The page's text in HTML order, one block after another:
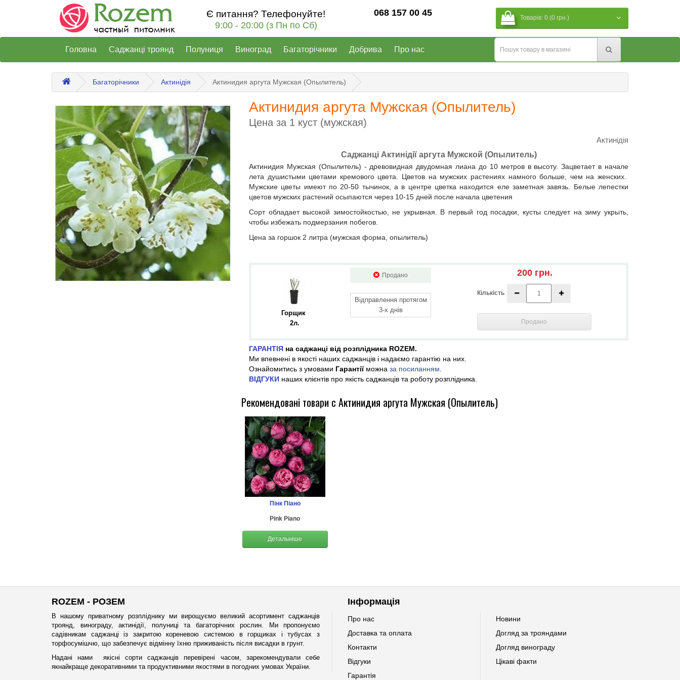
Є питання? Телефонуйте!
9:00 - 20:00 (з Пн по Сб)
068 157 00 45 Товарів: 0 (0 грн.)
Головна Саджанці троянд Полуниця Виноград Багаторічники Добрива Про нас
Багаторічники Актинідія Актинидия аргута Мужская (Опылитель)
Актинидия аргута Мужская (Опылитель)
Цена за 1 куст (мужская)
Актинідія
Саджанці Актинідії аргута Мужской (Опылитель)
Актинидия Мужская (Опылитель) - древовидная двудомная лиана до 10 метров в высоту. Зацветает в начале
лета душистыми цветами кремового цвета. Цветов на мужских растениях намного больше, чем на женских.
Мужские цветы имеют по 20-50 тычинок, а в центре цветка находится еле заметная завязь. Белые лепестки
цветов мужских растений осыпаются через 10-15 дней после начала цветения
Сорт обладает высокой зимостойкостью, не укрывная. В первый год посадки, кусты следует на зиму укрыть,
чтобы избежать подмерзания побегов.
Цена за горшок 2 литра (мужская форма, опылитель)
Горщик
2л.
Продано
Відправлення протягом
3-х днів
200 грн.
Кількість
Продано
ГАРАНТІЯ на саджанці від розплідника ROZEM.
Ми впевнені в якості наших саджанців і надаємо гарантію на них.
Ознайомитись з умовами Гарантії можна за посиланням
ВІДГУКИ наших клієнтів про якість саджанців та роботу розплідника.
Рекомендовані товари с Актинидия аргута Мужская (Опылитель)
Пінк Піано
Pink Piano
Детальніше
ROZEM - РОЗЕМ
В нашому приватному розпліднику ми вирощуємо великий асортимент саджанців
троянд, винограду, актинідії, полуниці та багаторічних рослин. Ми пропонуємо
садівникам саджанці із закритою кореневою системою в горщиках і тубусах з
торфосумішчю, що забезпечує відмінну їхню приживаність після висадки в грунт.
Надані нами якісні сорти саджанців перевірені часом, зарекомендували себе
якнайкраще декоративними та продуктивними якостями в погодних умовах України.
Інформація
Про нас
Доставка та оплата
Контакти
Відгуки
Гарантія
Новини
Догляд за трояндами
Догляд винограду
Цікаві факти